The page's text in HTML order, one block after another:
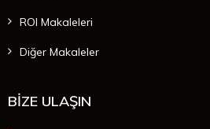
ROI Makaleleri
Diğer Makaleler
BİZE ULAŞIN